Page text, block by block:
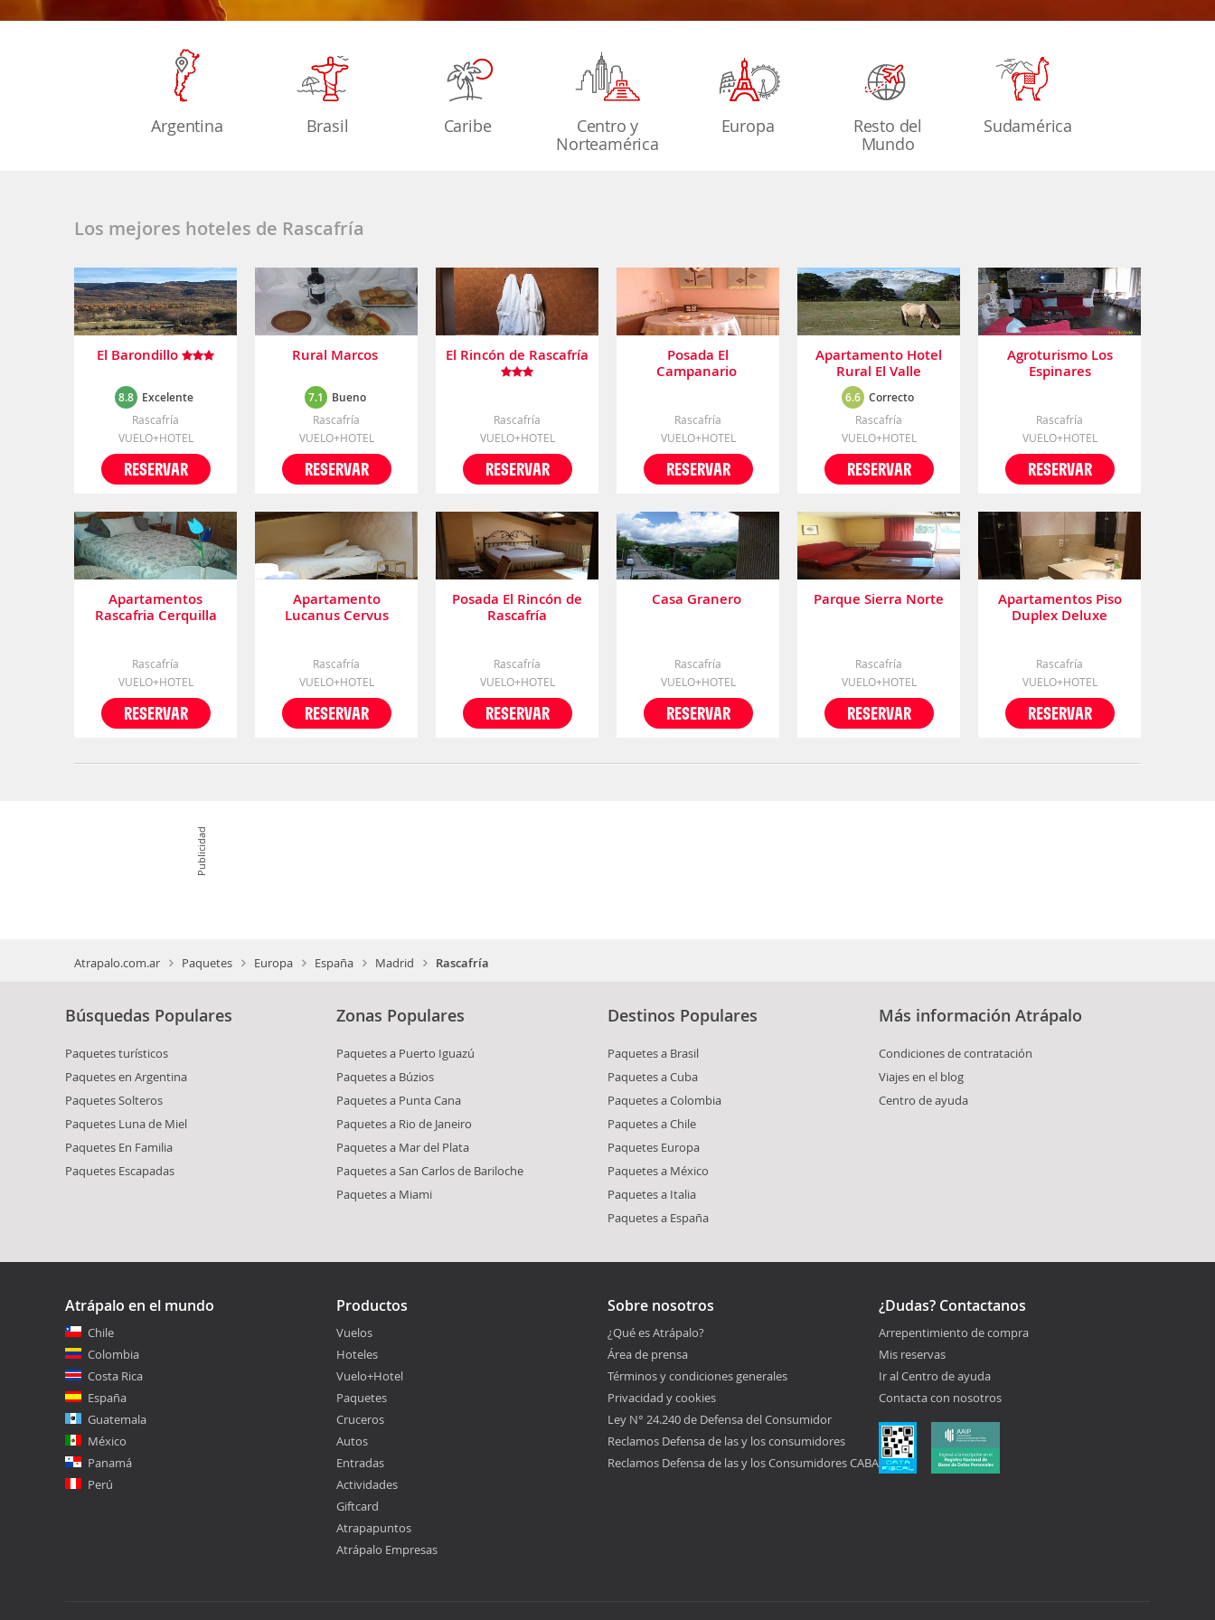
Argentina Brasil Caribe
Centro y
Norteamérica
Europa
Resto del
Mundo
Sudamérica
Los mejores hoteles de Rascafría
El Barondillo
8.8 Excelente
Rascafría
VUELO+HOTEL
RESERVAR
Rural Marcos
7.1 Bueno
Rascafría
VUELO+HOTEL
RESERVAR
El Rincón de Rascafría
Rascafría
VUELO+HOTEL
RESERVAR
Posada El
Campanario
Rascafría
VUELO+HOTEL
RESERVAR
Apartamento Hotel
Rural El Valle
6.6 Correcto
Rascafría
VUELO+HOTEL
RESERVAR
Agroturismo Los
Espinares
Rascafría
VUELO+HOTEL
RESERVAR
Apartamentos
Rascafria Cerquilla
Rascafría
VUELO+HOTEL
RESERVAR
Apartamento
Lucanus Cervus
Rascafría
VUELO+HOTEL
RESERVAR
Posada El Rincón de
Rascafría
Rascafría
VUELO+HOTEL
RESERVAR
Casa Granero
Rascafría
VUELO+HOTEL
RESERVAR
Parque Sierra Norte
Rascafría
VUELO+HOTEL
RESERVAR
Apartamentos Piso
Duplex Deluxe
Rascafría
VUELO+HOTEL
RESERVAR
Publicidad
Atrapalo.com.ar Paquetes Europa España Madrid Rascafría
Búsquedas Populares
Paquetes turísticos
Paquetes en Argentina
Paquetes Solteros
Paquetes Luna de Miel
Paquetes En Familia
Paquetes Escapadas
Zonas Populares
Paquetes a Puerto Iguazú
Paquetes a Búzios
Paquetes a Punta Cana
Paquetes a Rio de Janeiro
Paquetes a Mar del Plata
Paquetes a San Carlos de Bariloche
Paquetes a Miami
Destinos Populares
Paquetes a Brasil
Paquetes a Cuba
Paquetes a Colombia
Paquetes a Chile
Paquetes Europa
Paquetes a México
Paquetes a Italia
Paquetes a España
Más información Atrápalo
Condiciones de contratación
Viajes en el blog
Centro de ayuda
Atrápalo en el mundo
Chile
Colombia
Costa Rica
España
Guatemala
México
Panamá
Perú
Productos
Vuelos
Hoteles
Vuelo+Hotel
Paquetes
Cruceros
Autos
Entradas
Actividades
Giftcard
Atrapapuntos
Atrápalo Empresas
Sobre nosotros
¿Qué es Atrápalo?
Área de prensa
Términos y condiciones generales
Privacidad y cookies
Ley N° 24.240 de Defensa del Consumidor
Reclamos Defensa de las y los consumidores
Reclamos Defensa de las y los Consumidores CABA
¿Dudas? Contactanos
Arrepentimiento de compra
Mis reservas
Ir al Centro de ayuda
Contacta con nosotros